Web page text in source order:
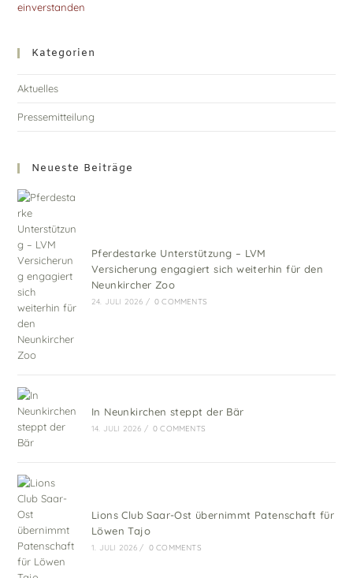
einverstanden
Kategorien
Aktuelles
Pressemitteilung
Neueste Beiträge
Pferdestarke Unterstützung – LVM
Versicherung engagiert sich weiterhin für den
Neunkircher Zoo
24. JULI 2026 / 0 COMMENTS
In Neunkirchen steppt der Bär
14. JULI 2026 / 0 COMMENTS
Lions Club Saar-Ost übernimmt Patenschaft für
Löwen Tajo
1. JULI 2026 / 0 COMMENTS